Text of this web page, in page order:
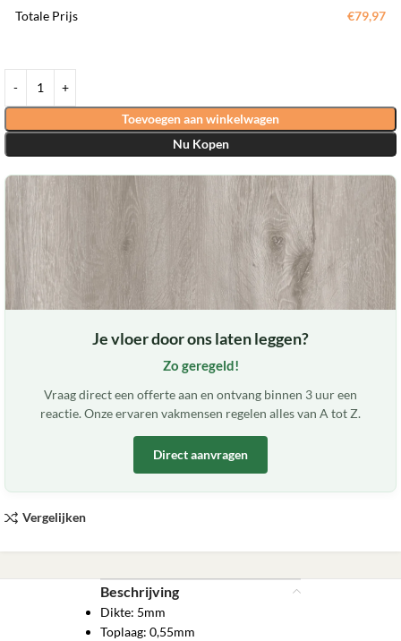
Totale Prijs €79,97
Toevoegen aan winkelwagen
Nu Kopen
Je vloer door ons laten leggen?
Zo geregeld!
Vraag direct een offerte aan en ontvang binnen 3 uur een
reactie. Onze ervaren vakmensen regelen alles van A tot Z.
Direct aanvragen
Vergelijken
Beschrijving
Dikte: 5mm
Toplaag: 0,55mm